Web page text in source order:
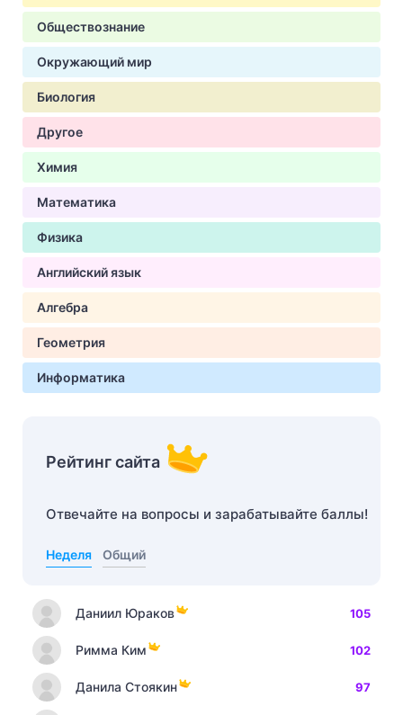
Обществознание
Окружающий мир
Биология
Другое
Химия
Математика
Физика
Английский язык
Алгебра
Геометрия
Информатика
Рейтинг сайта
Отвечайте на вопросы и зарабатывайте баллы!
Неделя Общий
Даниил Юраков 105
Римма Ким 102
Данила Стоякин 97